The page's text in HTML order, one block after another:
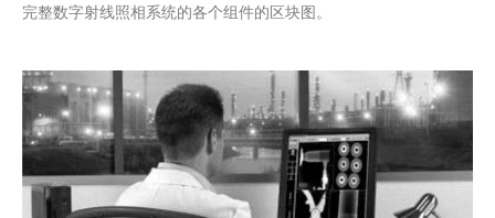
完整数字射线照相系统的各个组件的区块图。